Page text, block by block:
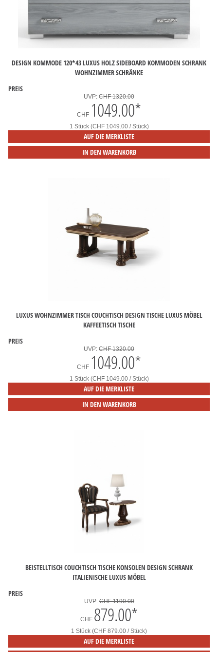
DESIGN KOMMODE 120*43 LUXUS HOLZ SIDEBOARD KOMMODEN SCHRANK
WOHNZIMMER SCHRÄNKE
PREIS
UVP: CHF 1320.00
CHF 1049.00*
1 Stück (CHF 1049.00 / Stück)
AUF DIE MERKLISTE
IN DEN WARENKORB
LUXUS WOHNZIMMER TISCH COUCHTISCH DESIGN TISCHE LUXUS MÖBEL
KAFFEETISCH TISCHE
PREIS
UVP: CHF 1320.00
CHF 1049.00*
1 Stück (CHF 1049.00 / Stück)
AUF DIE MERKLISTE
IN DEN WARENKORB
BEISTELLTISCH COUCHTISCH TISCHE KONSOLEN DESIGN SCHRANK
ITALIENISCHE LUXUS MÖBEL
PREIS
UVP:CHF 1190.00
CHF 879.00*
1 Stück (CHF 879.00 / Stück)
AUF DIE MERKLISTE